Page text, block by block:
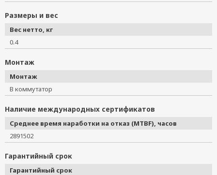
Размеры и вес
Вес нетто, кг
0.4
Монтаж
Монтаж
В коммутатор
Наличие международных сертификатов
Среднее время наработки на отказ (MTBF), часов
2891502
Гарантийный срок
Гарантийный срок